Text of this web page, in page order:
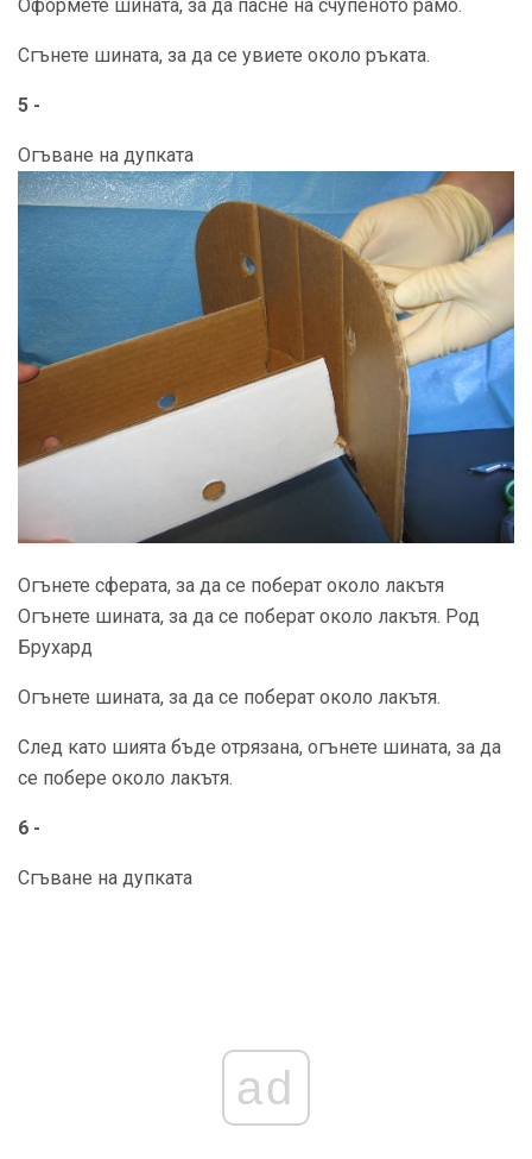
Оформете шината, за да пасне на счупеното рамо.
Сгънете шината, за да се увиете около ръката.
5 -
Огъване на дупката
Огънете сферата, за да се поберат около лакътя
Огънете шината, за да се поберат около лакътя. Род
Брухард
Огънете шината, за да се поберат около лакътя.
След като шията бъде отрязана, огънете шината, за да
се побере около лакътя.
6 -
Сгъване на дупката
ad